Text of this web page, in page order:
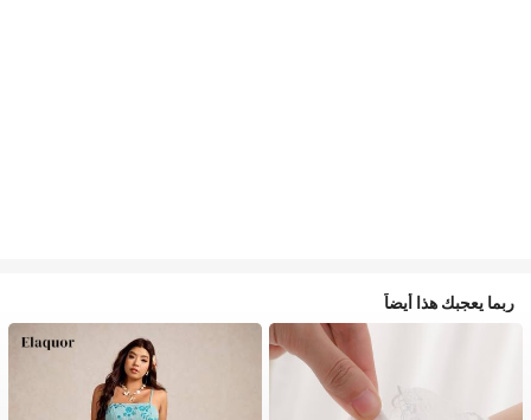
ربما يعجبك هذا أيضاً